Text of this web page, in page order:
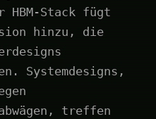
HBM-Stack fügt
hinzu, die
Systemdesigns,
abwägen, treffen